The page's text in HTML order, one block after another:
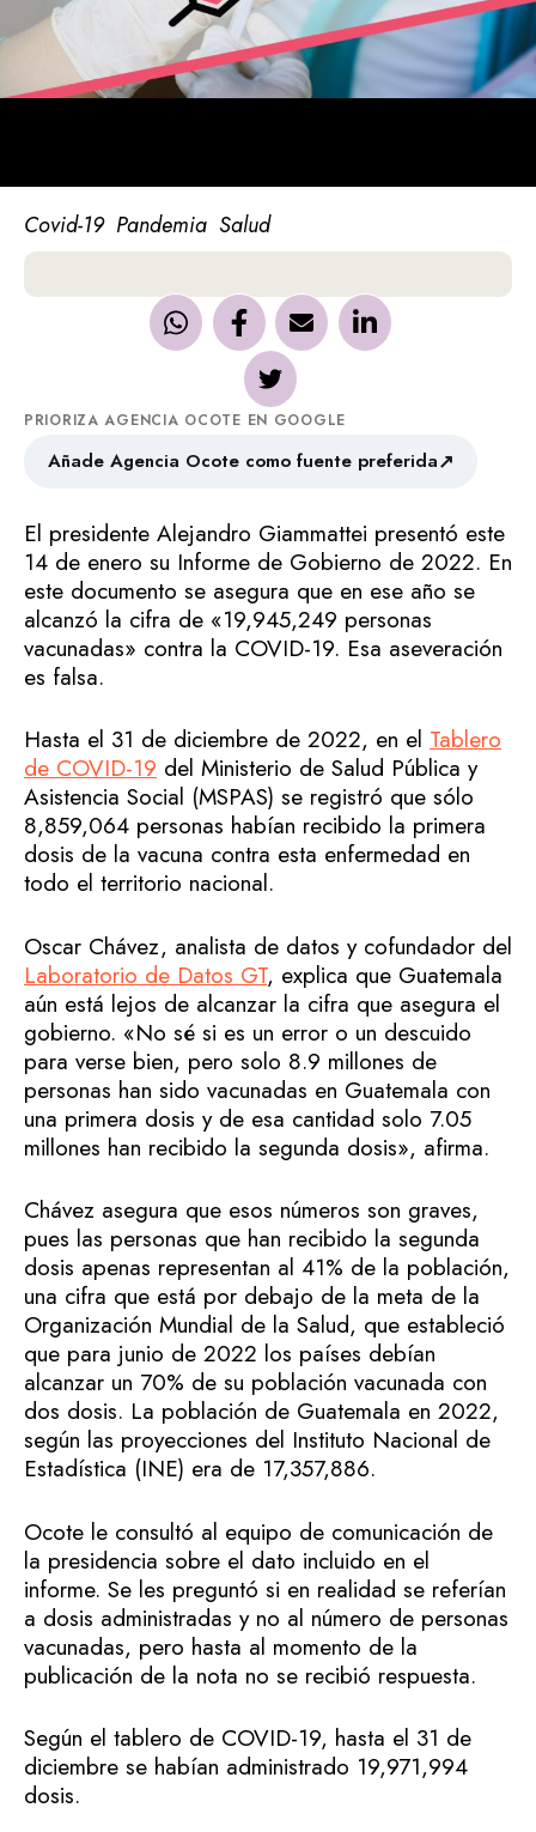
Covid-19 Pandemia Salud
PRIORIZA AGENCIA OCOTE EN GOOGLE
Añade Agencia Ocote como fuente preferida↗
El presidente Alejandro Giammattei presentó este
14 de enero su Informe de Gobierno de 2022. En
este documento se asegura que en ese año se
alcanzó la cifra de «19,945,249 personas
vacunadas» contra la COVID-19. Esa aseveración
es falsa.
Hasta el 31 de diciembre de 2022, en el Tablero
de COVID-19 del Ministerio de Salud Pública y
Asistencia Social (MSPAS) se registró que sólo
8,859,064 personas habían recibido la primera
dosis de la vacuna contra esta enfermedad en
todo el territorio nacional.
Oscar Chávez, analista de datos y cofundador del
Laboratorio de Datos GT, explica que Guatemala
aún está lejos de alcanzar la cifra que asegura el
gobierno. «No sé si es un error o un descuido
para verse bien, pero solo 8.9 millones de
personas han sido vacunadas en Guatemala con
una primera dosis y de esa cantidad solo 7.05
millones han recibido la segunda dosis», afirma.
Chávez asegura que esos números son graves,
pues las personas que han recibido la segunda
dosis apenas representan al 41% de la población,
una cifra que está por debajo de la meta de la
Organización Mundial de la Salud, que estableció
que para junio de 2022 los países debían
alcanzar un 70% de su población vacunada con
dos dosis. La población de Guatemala en 2022,
según las proyecciones del Instituto Nacional de
Estadística (INE) era de 17,357,886.
Ocote le consultó al equipo de comunicación de
la presidencia sobre el dato incluido en el
informe. Se les preguntó si en realidad se referían
a dosis administradas y no al número de personas
vacunadas, pero hasta al momento de la
publicación de la nota no se recibió respuesta.
Según el tablero de COVID-19, hasta el 31 de
diciembre se habían administrado 19,971,994
dosis.